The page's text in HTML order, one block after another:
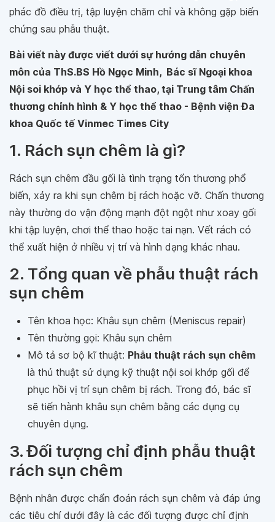
phác đồ điều trị, tập luyện chăm chỉ và không gặp biến
chứng sau phẫu thuật.
Bài viết này được viết dưới sự hướng dẫn chuyên
môn của ThS.BS Hồ Ngọc Minh, Bác sĩ Ngoại khoa
Nội soi khớp và Y học thể thao, tại Trung tâm Chấn
thương chỉnh hình & Y học thể thao - Bệnh viện Đa
khoa Quốc tế Vinmec Times City
1. Rách sụn chêm là gì?
Rách sụn chêm đầu gối là tình trạng tổn thương phổ
biến, xảy ra khi sụn chêm bị rách hoặc vỡ. Chấn thương
này thường do vận động mạnh đột ngột như xoay gối
khi tập luyện, chơi thể thao hoặc tai nạn. Vết rách có
thể xuất hiện ở nhiều vị trí và hình dạng khác nhau.
2. Tổng quan về phẫu thuật rách
sụn chêm
Tên khoa học: Khâu sụn chêm (Meniscus repair)
Tên thường gọi: Khâu sụn chêm
Mô tả sơ bộ kĩ thuật: Phẫu thuật rách sụn chêm
là thủ thuật sử dụng kỹ thuật nội soi khớp gối để
phục hồi vị trí sụn chêm bị rách. Trong đó, bác sĩ
sẽ tiến hành khâu sụn chêm bằng các dụng cụ
chuyên dụng.
3. Đối tượng chỉ định phẫu thuật
rách sụn chêm
Bệnh nhân được chẩn đoán rách sụn chêm và đáp ứng
các tiêu chí dưới đây là các đối tượng được chỉ định